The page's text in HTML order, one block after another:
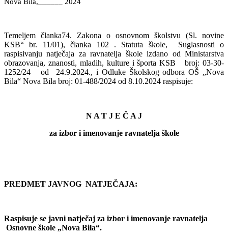
Temeljem članka74. Zakona o osnovnom školstvu (Sl. novine
KSB“ br. 11/01), članka 102 . Statuta škole,
Suglasnosti o
raspisivanju natječaja za ravnatelja škole izdano od Ministarstva
obrazovanja, znanosti, mladih, kulture i športa KSB
broj: 03-30-
1252/24
od
24.9.2024., i Odluke Školskog odbora OŠ „Nova
Bila“ Nova Bila broj: 01-488/2024 od 8.10.2024 raspisuje:
N A T J E Č A J
za izbor i imenovanje ravnatelja škole
PREDMET JAVNOG NATJEČAJA:
Raspisuje se javni natječaj za izbor i imenovanje ravnatelja
Osnovne škole „Nova Bila“.